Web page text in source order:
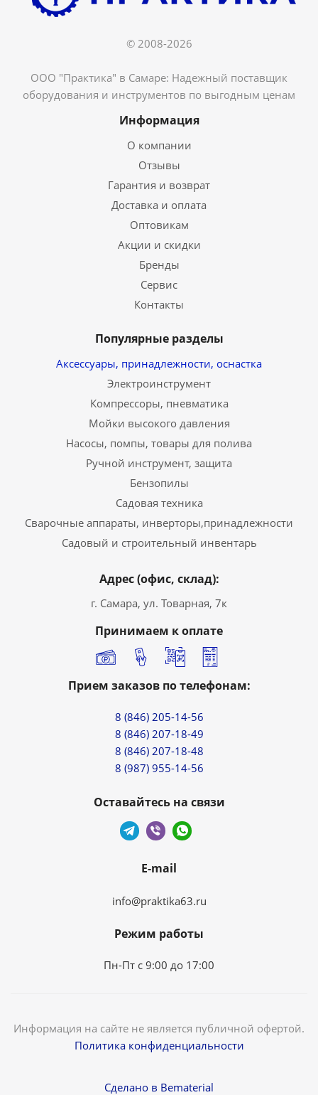
© 2008-2026
ООО "Практика" в Самаре: Надежный поставщик
оборудования и инструментов по выгодным ценам
Информация
О компании
Отзывы
Гарантия и возврат
Доставка и оплата
Оптовикам
Акции и скидки
Бренды
Сервис
Контакты
Популярные разделы
Аксессуары, принадлежности, оснастка
Электроинструмент
Компрессоры, пневматика
Мойки высокого давления
Насосы, помпы, товары для полива
Ручной инструмент, защита
Бензопилы
Садовая техника
Сварочные аппараты, инверторы,принадлежности
Садовый и строительный инвентарь
Адрес (офис, склад):
г. Самара, ул. Товарная, 7к
Принимаем к оплате
Прием заказов по телефонам:
8 (846) 205-14-56
8 (846) 207-18-49
8 (846) 207-18-48
8 (987) 955-14-56
Оставайтесь на связи
E-mail
info@praktika63.ru
Режим работы
Пн-Пт с 9:00 до 17:00
Информация на сайте не является публичной офертой.
Политика конфиденциальности
Сделано в Bematerial